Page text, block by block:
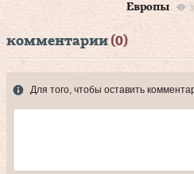
Европы
комментарии (0)
Для того, чтобы оставить